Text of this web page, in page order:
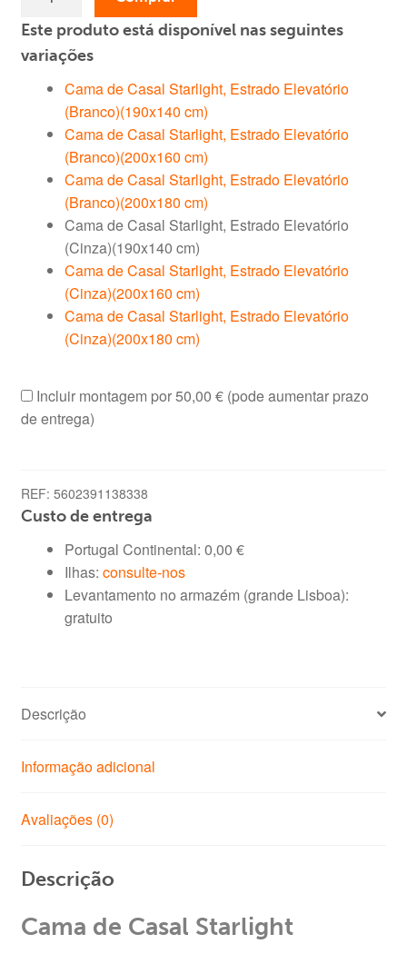
Cama
de
Starlight,
Estrado
Elevatório
(Cinza)
(190x140
Este produto está disponível nas seguintes
variações
Cama de Casal Starlight, Estrado Elevatório
(Branco)(190x140 cm)
Cama de Casal Starlight, Estrado Elevatório
(Branco)(200x160 cm)
Cama de Casal Starlight, Estrado Elevatório
(Branco)(200x180 cm)
Cama de Casal Starlight, Estrado Elevatório
(Cinza)(190x140 cm)
Cama de Casal Starlight, Estrado Elevatório
(Cinza)(200x160 cm)
Cama de Casal Starlight, Estrado Elevatório
(Cinza)(200x180 cm)
Incluir montagem por50,00 €(pode aumentar prazo
de entrega)
REF: 5602391138338
Custo de entrega
Portugal Continental: 0,00 €
Ilhas: consulte-nos
Levantamento no armazém (grande Lisboa):
gratuito
Descrição
Informação adicional
Avaliações (0)
Descrição
Cama de Casal Starlight